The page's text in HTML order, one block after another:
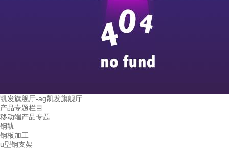
凯发旗舰厅-ag凯发旗舰厅
产品专题栏目
移动端产品专题
钢轨
钢板加工
u型钢支架